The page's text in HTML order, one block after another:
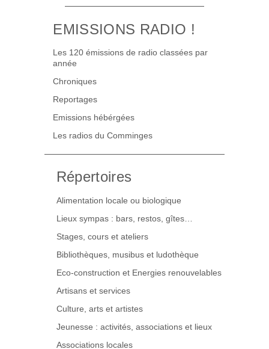
EMISSIONS RADIO !
Les 120 émissions de radio classées par
année
Chroniques
Reportages
Emissions hébérgées
Les radios du Comminges
Répertoires
Alimentation locale ou biologique
Lieux sympas : bars, restos, gîtes…
Stages, cours et ateliers
Bibliothèques, musibus et ludothèque
Eco-construction et Energies renouvelables
Artisans et services
Culture, arts et artistes
Jeunesse : activités, associations et lieux
Associations locales